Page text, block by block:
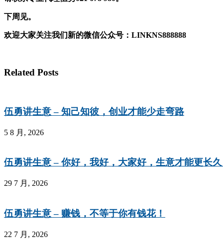
下周见。
欢迎大家关注我们新的微信公众号：LINKNS888888
Related Posts
伍勇讲生意 – 知己知彼，创业才能少走弯路
5 8 月, 2026
伍勇讲生意 – 你好，我好，大家好，生意才能更长
29 7 月, 2026
伍勇讲生意 – 赚钱，不等于你有钱花！
22 7 月, 2026